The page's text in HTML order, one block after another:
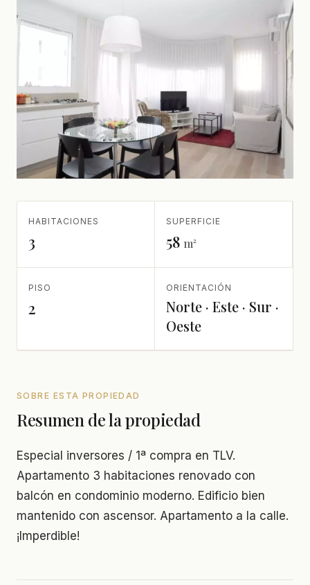
HABITACIONES
3
SUPERFICIE
58 m²
PISO
2
ORIENTACIÓN
Norte · Este · Sur ·
Oeste
SOBRE ESTA PROPIEDAD
Resumen de la propiedad
Especial inversores / 1ª compra en TLV.
Apartamento 3 habitaciones renovado con
balcón en condominio moderno. Edificio bien
mantenido con ascensor. Apartamento a la calle.
¡Imperdible!